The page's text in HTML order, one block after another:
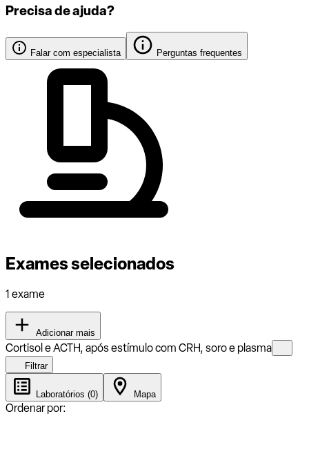
Precisa de ajuda?
Falar com especialista Perguntas frequentes
Exames selecionados
1 exame
Adicionar mais
Cortisol e ACTH, após estímulo com CRH, soro e plasma
Filtrar
Laboratórios (0) Mapa
Ordenar por: